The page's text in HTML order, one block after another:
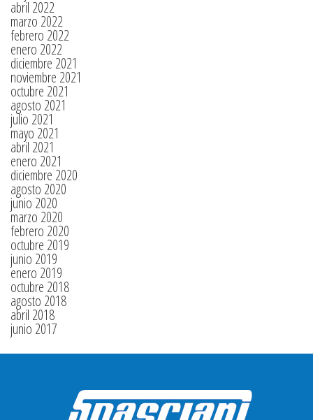
abril 2022
marzo 2022
febrero 2022
enero 2022
diciembre 2021
noviembre 2021
octubre 2021
agosto 2021
julio 2021
mayo 2021
abril 2021
enero 2021
diciembre 2020
agosto 2020
junio 2020
marzo 2020
febrero 2020
octubre 2019
junio 2019
enero 2019
octubre 2018
agosto 2018
abril 2018
junio 2017